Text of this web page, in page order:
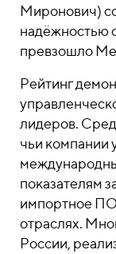
Миронович)
надёжностью
превзошло
Рейтинг
лидеров.
чьи компании
показателям
импортное ПО
отраслях.
России,